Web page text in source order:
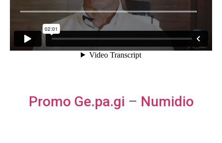
Promo Ge.pa.gi – Numidio